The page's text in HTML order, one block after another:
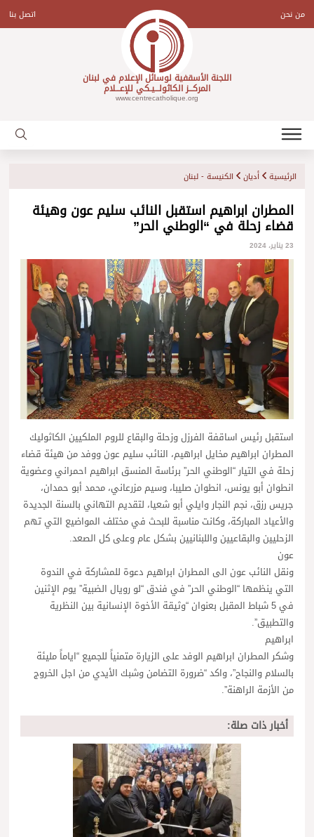
contentمن نحن اتصل بنا
اللجنة الأسقفية لوسائل الإعلام في لبنان
المركـــز الكاثولـــيـكي للإعـــلام
www.centrecatholique.org
الرئيسية أديان الكنيسة - لبنان
المطران ابراهيم استقبل النائب سليم عون وهيئة
قضاء زحلة في “الوطني الحر”
23 يناير، 2024
استقبل رئيس اساقفة الفرزل وزحلة والبقاع للروم الملكيين الكاثوليك
المطران ابراهيم مخايل ابراهيم، النائب سليم عون ووفد من هيئة قضاء
زحلة في التيار “الوطني الحر” برئاسة المنسق ابراهيم احمراني وعضوية
انطوان أبو يونس، انطوان صليبا، وسيم مزرعاني، محمد أبو حمدان،
جريس رزق، نجم النجار وايلي أبو شعيا، لتقديم التهاني بالسنة الجديدة
والأعياد المباركة، وكانت مناسبة للبحث في مختلف المواضيع التي تهم
الزحليين والبقاعيين واللبنانيين بشكل عام وعلى كل الصعد.
عون
ونقل النائب عون الى المطران ابراهيم دعوة للمشاركة في الندوة
التي ينظمها “الوطني الحر” في فندق “لو رويال الضبية” يوم الإثنين
في 5 شباط المقبل بعنوان “وثيقة الأخوة الإنسانية بين النظرية
والتطبيق”.
ابراهيم
وشكر المطران ابراهيم الوفد على الزيارة متمنياً للجميع “اياماً مليئة
بالسلام والنجاح”، واكد “ضرورة التضامن وشبك الأيدي من اجل الخروج
من الأزمة الراهنة”.
أخبار ذات صلة: